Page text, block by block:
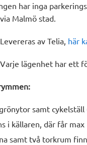
har inga
Malmö stad.
Levereras av Telia, här
lägenhet har ett
samt cykelställ
i källaren, där får max
samt två torkrum